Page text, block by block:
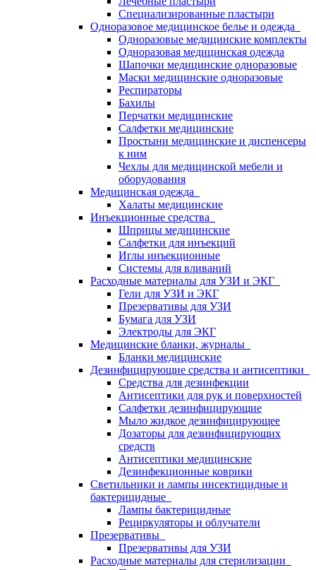
Специализированные пластыри
Одноразовое медицинское белье и одежда
Одноразовые медицинские комплекты
Одноразовая медицинская одежда
Шапочки медицинские одноразовые
Маски медицинские одноразовые
Респираторы
Бахилы
Перчатки медицинские
Салфетки медицинские
Простыни медицинские и диспенсеры
к ним
Чехлы для медицинской мебели и
оборудования
Медицинская одежда
Халаты медицинские
Инъекционные средства
Шприцы медицинские
Салфетки для инъекций
Иглы инъекционные
Системы для вливаний
Расходные материалы для УЗИ и ЭКГ
Гели для УЗИ и ЭКГ
Презервативы для УЗИ
Бумага для УЗИ
Электроды для ЭКГ
Медицинские бланки, журналы
Бланки медицинские
Дезинфицирующие средства и антисептики
Средства для дезинфекции
Антисептики для рук и поверхностей
Салфетки дезинфицирующие
Мыло жидкое дезинфицирующее
Дозаторы для дезинфицирующих
средств
Антисептики медицинские
Дезинфекционные коврики
Светильники и лампы инсектицидные и
бактерицидные
Лампы бактерицидные
Рециркуляторы и облучатели
Презервативы
Презервативы для УЗИ
Расходные материалы для стерилизации